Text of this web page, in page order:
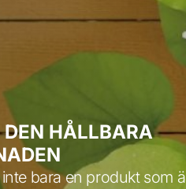
DEN HÅLLBARA
bara en produkt som